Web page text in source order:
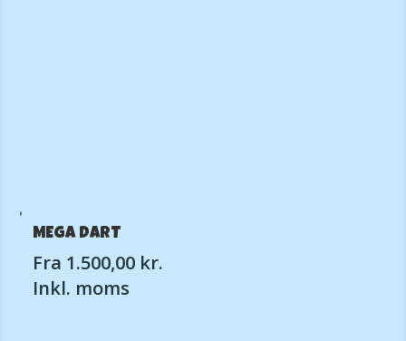
MEGA DART
Fra 1.500,00 kr.
Inkl. moms